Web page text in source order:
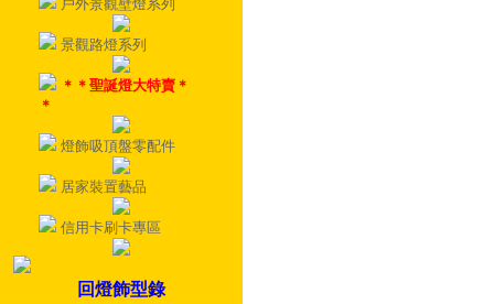
戶外景觀壁燈系列
景觀路燈系列
＊＊聖誕燈大特賣＊
＊
燈飾吸頂盤零配件
居家裝置藝品
信用卡刷卡專區
回燈飾型錄